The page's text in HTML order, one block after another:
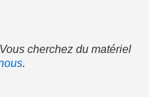
cherchez du matériel
.